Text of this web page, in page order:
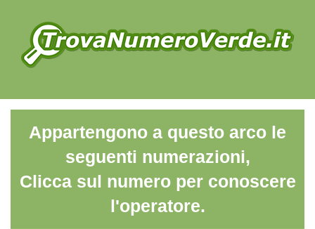
Appartengono a questo arco le
seguenti numerazioni,
Clicca sul numero per conoscere
l'operatore.